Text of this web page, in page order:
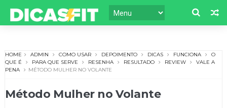
HOME ADMIN COMO USAR DEPOIMENTO DICAS FUNCIONA
O
QUE É
PARA QUE SERVE RESENHA RESULTADO REVIEW
VALE A
PENA
MÉTODO MULHER NO VOLANTE
Método Mulher no Volante